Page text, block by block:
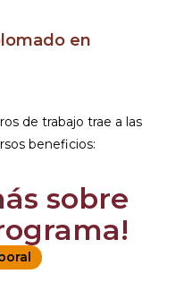
en
de trabajo trae a las
beneficios:
sobre